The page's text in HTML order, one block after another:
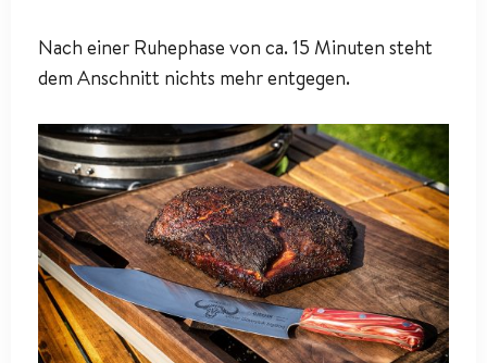
Nach einer Ruhephase von ca. 15 Minuten steht
dem Anschnitt nichts mehr entgegen.